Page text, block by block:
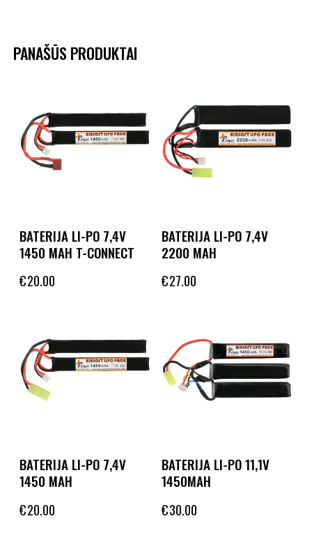
PANAŠŪS PRODUKTAI
BATERIJA LI-PO 7,4V
1450 MAH T-CONNECT
€20.00
BATERIJA LI-PO 7,4V
2200 MAH
€27.00
BATERIJA LI-PO 7,4V
1450 MAH
€20.00
BATERIJA LI-PO 11,1V
1450MAH
€30.00